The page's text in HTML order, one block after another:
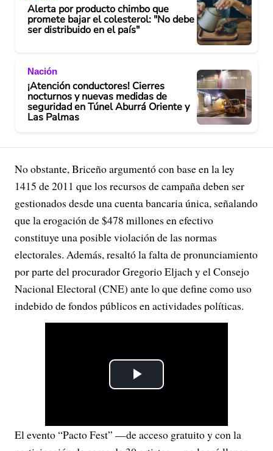
Alerta por producto chimbo que
promete bajar el colesterol: "No debe
ser distribuido en el país"
Nación
¡Atención conductores! Cierres
nocturnos y nuevas medidas de
seguridad en Túnel Aburrá Oriente y
Las Palmas
No obstante, Briceño argumentó con base en la ley
1415 de 2011 que los recursos de campaña deben ser
gestionados desde una cuenta bancaria única, señalando
que la erogación de $478 millones en efectivo
constituye una posible violación de las normas
electorales. Además, resaltó la falta de pronunciamiento
por parte del procurador Gregorio Eljach y el Consejo
Nacional Electoral (CNE) ante lo que define como uso
indebido de fondos públicos en actividades políticas.
P
a
El evento “Pacto Fest” —de acceso gratuito y con la